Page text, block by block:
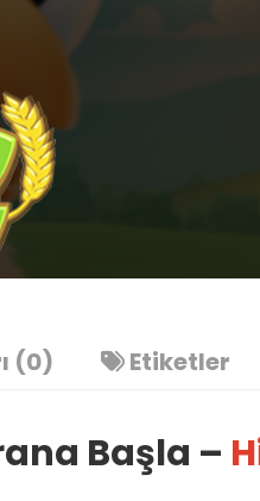
(0) Etiketler
Başla –